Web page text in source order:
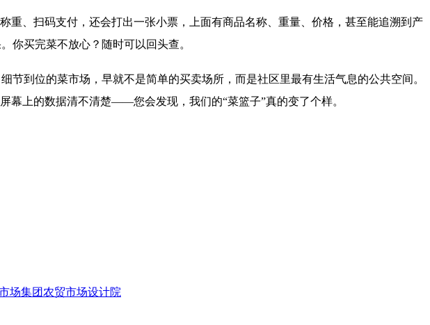
重、扫码支付，还会打出一张小票，上面有商品名称、重量、价格，甚至能追溯到产
买完菜不放心？随时可以回头查。
到位的菜市场，早就不是简单的买卖场所，而是社区里最有生活气息的公共空间。
幕上的数据清不清楚——您会发现，我们的“菜篮子”真的变了个样。
场集团农贸市场设计院